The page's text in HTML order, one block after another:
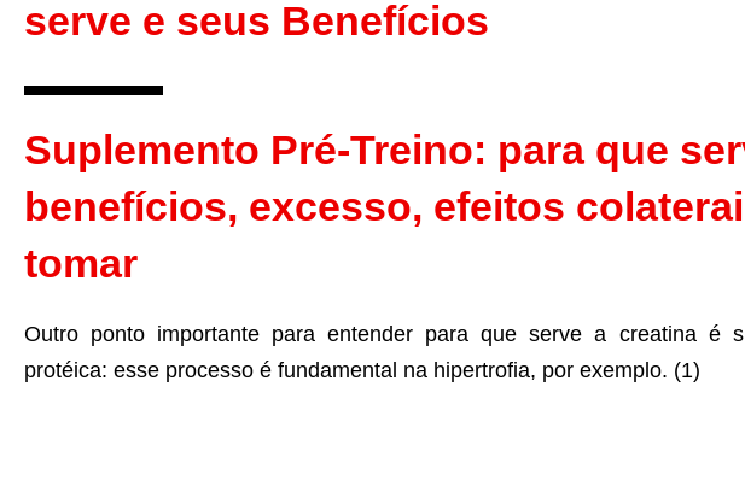
serve e seus Benefícios
Suplemento Pré-Treino: para que
benefícios, excesso, efeitos
tomar
Outro ponto importante para entender para que serve a creatina é
protéica: esse processo é fundamental na hipertrofia, por exemplo. (1)